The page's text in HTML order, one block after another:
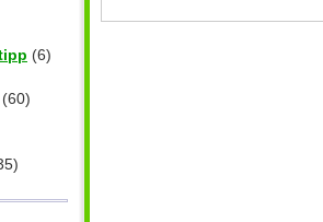
(6)
(60)